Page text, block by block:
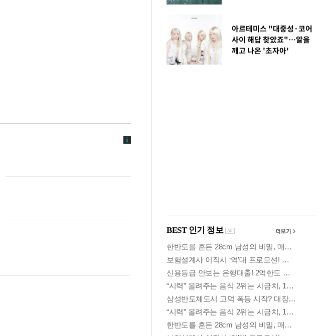
아르테미스 "대중성·코어
사이 해답 찾았죠"…알을
깨고 나온 '초자아'